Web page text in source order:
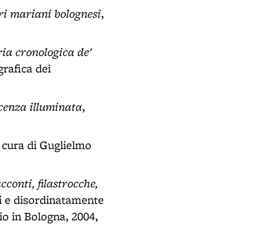
mariani bolognesi,
cronologica de'
dei
illuminata,
cura di Guglielmo
filastrocche,
e disordinatamente
in Bologna, 2004,